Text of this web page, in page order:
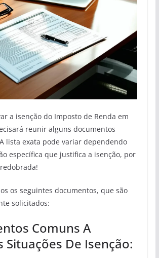
a isenção do Imposto de Renda em
reunir alguns documentos
lista exata pode variar dependendo
específica que justifica a isenção, por
os seguintes documentos, que são
solicitados:
Comuns A
Situações De Isenção: